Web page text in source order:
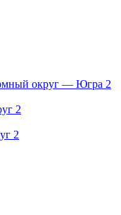
округ — Югра 2
2
2